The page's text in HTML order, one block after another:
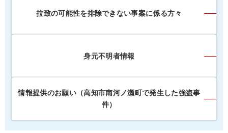
拉致の可能性を排除できない事案に係る方々
身元不明者情報
情報提供のお願い（高知市南河ノ瀬町で発生した強盗事
件）